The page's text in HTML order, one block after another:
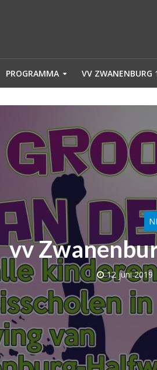
PROGRAMMA VV ZWANENBURG
vv
12 juni 2019